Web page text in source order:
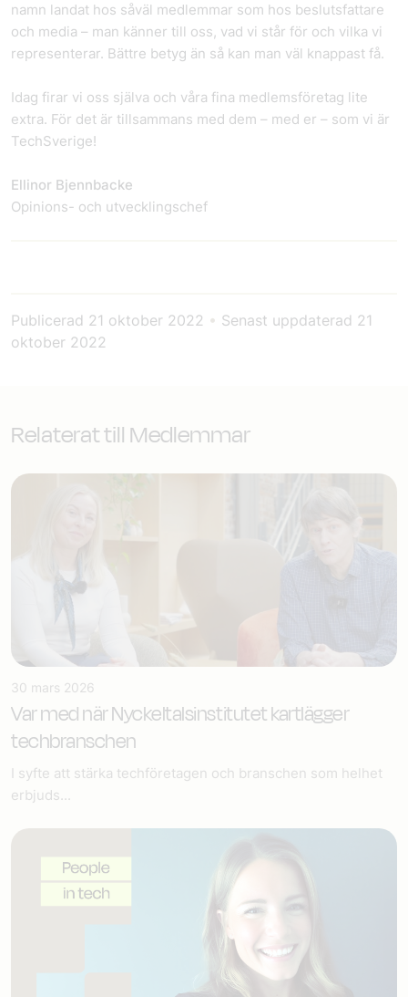
namn landat hos såväl medlemmar som hos beslutsfattare
och media – man känner till oss, vad vi står för och vilka vi
representerar. Bättre betyg än så kan man väl knappast få.
Idag firar vi oss själva och våra fina medlemsföretag lite
extra. För det är tillsammans med dem – med er – som vi är
TechSverige!
Ellinor Bjennbacke
Opinions- och utvecklingschef
Publicerad 21 oktober 2022 • Senast uppdaterad 21
oktober 2022
Relaterat till Medlemmar
30 mars 2026
Var med när Nyckeltalsinstitutet kartlägger
techbranschen
I syfte att stärka techföretagen och branschen som helhet
erbjuds...